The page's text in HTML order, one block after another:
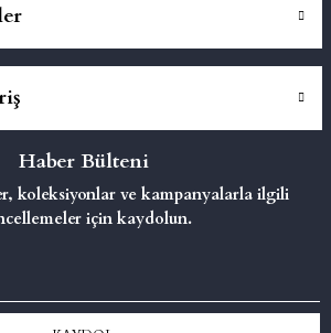
Haber Bülteni
koleksiyonlar ve kampanyalarla ilgili
için kaydolun.